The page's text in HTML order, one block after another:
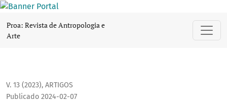
Proa: Revista de Antropologia e
Arte
V. 13 (2023), ARTIGOS
Publicado 2024-02-07